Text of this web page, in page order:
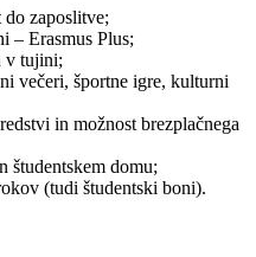
do zaposlitve;
– Erasmus Plus;
v tujini;
večeri, športne igre, kulturni
in možnost brezplačnega
študentskem domu;
(tudi študentski boni).